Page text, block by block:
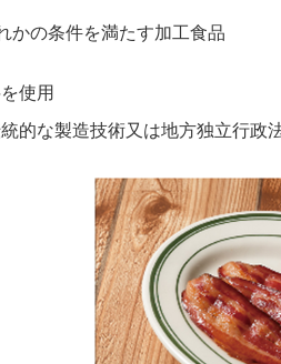
かの条件を満たす加工食品
使用
的な製造技術又は地方独立行